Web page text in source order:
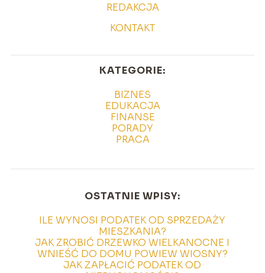
REDAKCJA
KONTAKT
KATEGORIE:
BIZNES
EDUKACJA
FINANSE
PORADY
PRACA
OSTATNIE WPISY:
ILE WYNOSI PODATEK OD SPRZEDAŻY
MIESZKANIA?
JAK ZROBIĆ DRZEWKO WIELKANOCNE I
WNIEŚĆ DO DOMU POWIEW WIOSNY?
JAK ZAPŁACIĆ PODATEK OD